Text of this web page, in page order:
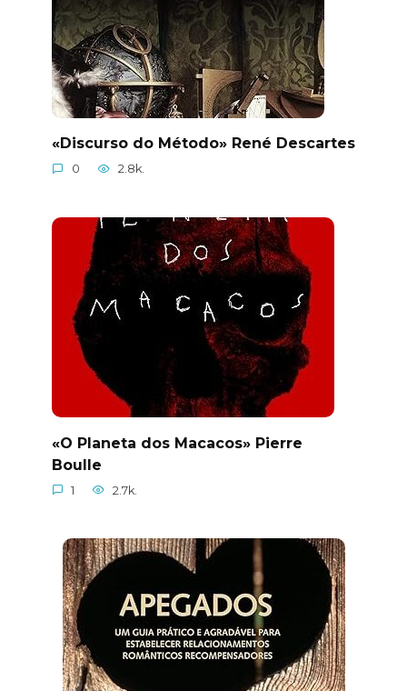
«Discurso do Método» René Descartes
0 2.8k.
«O Planeta dos Macacos» Pierre
Boulle
1 2.7k.